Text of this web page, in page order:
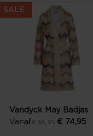
SALE
Vandyck May Badjas
Vanaf€ 89,95 € 74,95